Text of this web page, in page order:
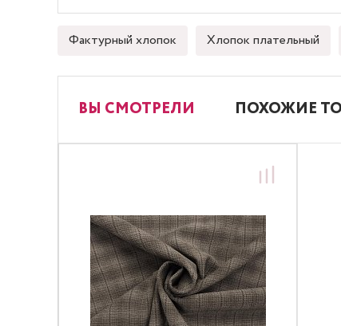
Фактурный хлопок Хлопок плательный
ВЫ СМОТРЕЛИ ПОХОЖИЕ